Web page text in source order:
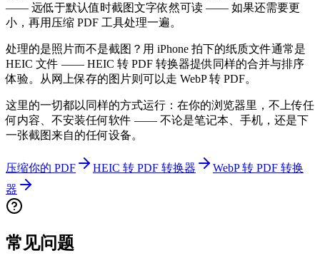
—— 远低于默认值时截图文字依然可读 —— 如果还需要更
小，再用压缩 PDF 工具处理一遍。
处理的是照片而不是截图？用 iPhone 拍下的纸质文件通常是
HEIC 文件 —— HEIC 转 PDF 转换器提供同样的合并与排序
体验。从网上保存的图片则可以走 WebP 转 PDF。
这里的一切都以同样的方式运行：在你的浏览器里，不上传任
何内容、不安装任何软件 —— 不论是笔记本、手机，还是下
一张截图来自的任何设备。
压缩你的 PDF HEIC 转 PDF 转换器
WebP 转 PDF 转换
器
常见问题